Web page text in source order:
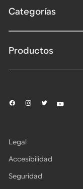
Categorías
Productos
Legal
Accesibilidad
Seguridad